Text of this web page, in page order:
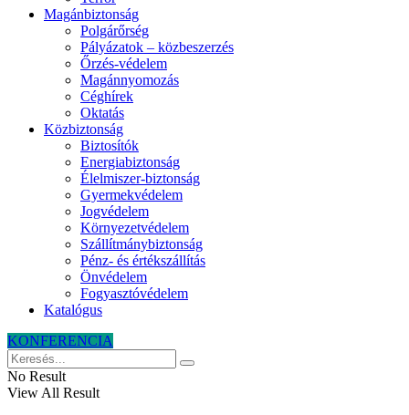
Magánbiztonság
Polgárőrség
Pályázatok – közbeszerzés
Őrzés-védelem
Magánnyomozás
Céghírek
Oktatás
Közbiztonság
Biztosítók
Energiabiztonság
Élelmiszer-biztonság
Gyermekvédelem
Jogvédelem
Környezetvédelem
Szállítmánybiztonság
Pénz- és értékszállítás
Önvédelem
Fogyasztóvédelem
Katalógus
KONFERENCIA
No Result
View All Result